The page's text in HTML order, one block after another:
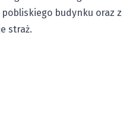
budynku oraz z
straż.